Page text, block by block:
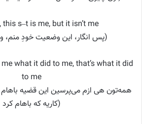
this s–t is me, but it isn’t me
(پس انگار، این وضعیت خودِ منم، ولی من نیستم)
what it did to me, that’s what it did
to me
کاریه که باهام کرد)